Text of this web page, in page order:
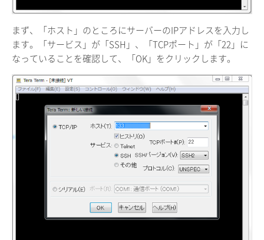
まず、「ホスト」のところにサーバーのIPアドレスを入力し
ます。「サービス」が「SSH」、「TCPポート」が「22」に
なっていることを確認して、「OK」をクリックします。